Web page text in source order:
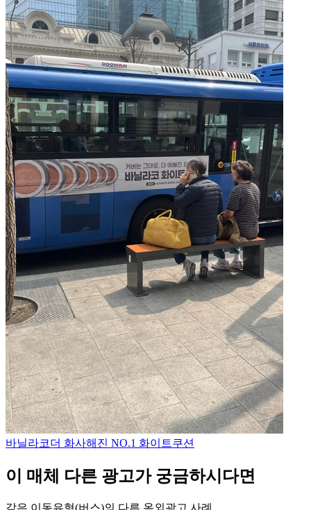
바닐라코더 화사해진 NO.1 화이트쿠션
이 매체 다른 광고가 궁금하시다면
같은 이동유형(버스)의 다른 옥외광고 사례